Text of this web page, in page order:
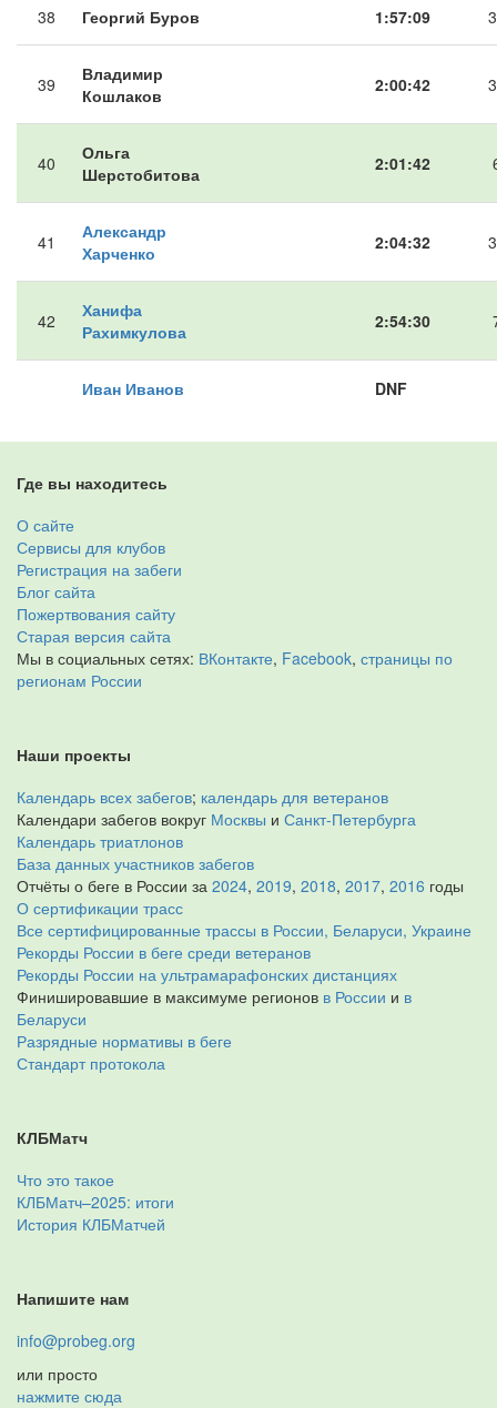
38 Георгий Буров 1:57:09
39
Владимир
Кошлаков
2:00:42
40
Ольга
Шерстобитова
2:01:42
41
Александр
Харченко
2:04:32
42
Ханифа
Рахимкулова
2:54:30
Иван Иванов DNF
Где вы находитесь
О сайте
Сервисы для клубов
Регистрация на забеги
Блог сайта
Пожертвования сайту
Старая версия сайта
Мы в социальных сетях: ВКонтакте, Facebook, страницы по
регионам России
Наши проекты
Календарь всех забегов; календарь для ветеранов
Календари забегов вокруг Москвы и Санкт-Петербурга
Календарь триатлонов
База данных участников забегов
Отчёты о беге в России за 2024, 2019, 2018, 2017, 2016 годы
О сертификации трасс
Все сертифицированные трассы в России, Беларуси, Украине
Рекорды России в беге среди ветеранов
Рекорды России на ультрамарафонских дистанциях
Финишировавшие в максимуме регионов в России и в
Беларуси
Разрядные нормативы в беге
Стандарт протокола
КЛБМатч
Что это такое
КЛБМатч–2025: итоги
История КЛБМатчей
Напишите нам
info@probeg.org
или просто
нажмите сюда